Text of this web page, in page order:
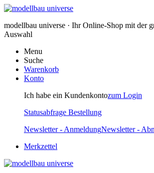
modellbau universe · Ihr Online-Shop mit der
Auswahl
Menu
Suche
Warenkorb
Konto
Ich habe ein Kundenkontozum Login
Statusabfrage Bestellung
Newsletter - AnmeldungNewsletter -
Merkzettel